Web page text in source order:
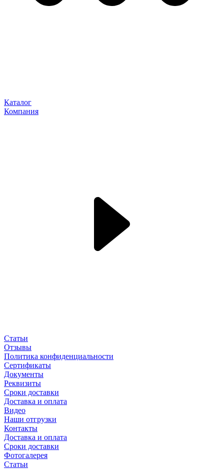
Каталог
Компания
Статьи
Отзывы
Политика конфиденциальности
Сертификаты
Документы
Реквизиты
Сроки доставки
Доставка и оплата
Видео
Наши отгрузки
Контакты
Доставка и оплата
Сроки доставки
Фотогалерея
Статьи